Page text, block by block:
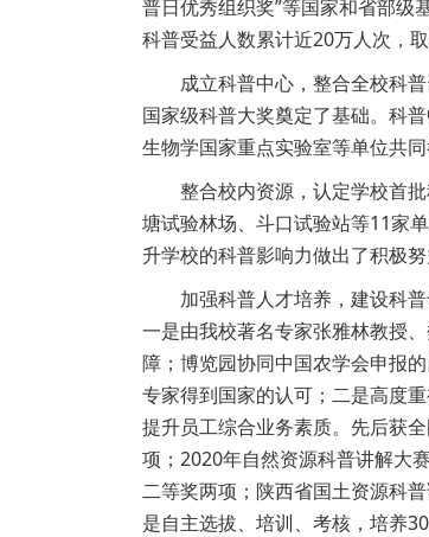
普日优秀组织奖”等国家和省部级
科普受益人数累计近20万人次，
成立科普中心，整合全校科
国家级科普大奖奠定了基础。科
生物学国家重点实验室等单位共
整合校内资源，认定学校首
塘试验林场、斗口试验站等11家
升学校的科普影响力做出了积极努
加强科普人才培养，建设科
一是由我校著名专家张雅林教授
障；博览园协同中国农学会申报
专家得到国家的认可；二是高度
提升员工综合业务素质。先后获
项；2020年自然资源科普讲解大
二等奖两项；陕西省国土资源科
是自主选拔、培训、考核，培养